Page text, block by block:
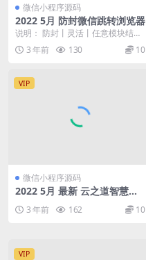
微信小程序源码
2022 5月 防封微信跳转浏览器
说明： 防封丨灵活丨任意模块结合
丨多次使用 使用说明：不方便在微
信内打开的网页，...
3 年前 130 10
VIP
微信小程序源码
2022 5月 最新 云之道智慧预
3 年前 162 10
VIP